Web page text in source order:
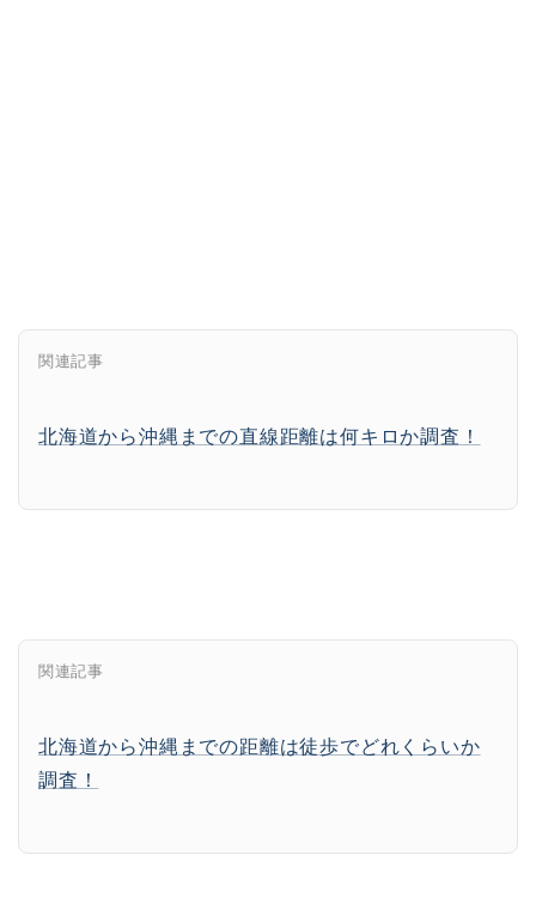
関連記事
北海道から沖縄までの直線距離は何キロか調査！
関連記事
北海道から沖縄までの距離は徒歩でどれくらいか
調査！